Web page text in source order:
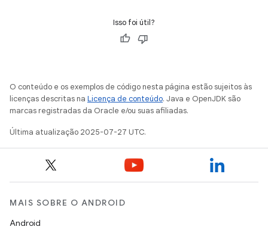
Isso foi útil?
O conteúdo e os exemplos de código nesta página estão sujeitos às
licenças descritas na Licença de conteúdo. Java e OpenJDK são
marcas registradas da Oracle e/ou suas afiliadas.
Última atualização 2025-07-27 UTC.
MAIS SOBRE O ANDROID
Android